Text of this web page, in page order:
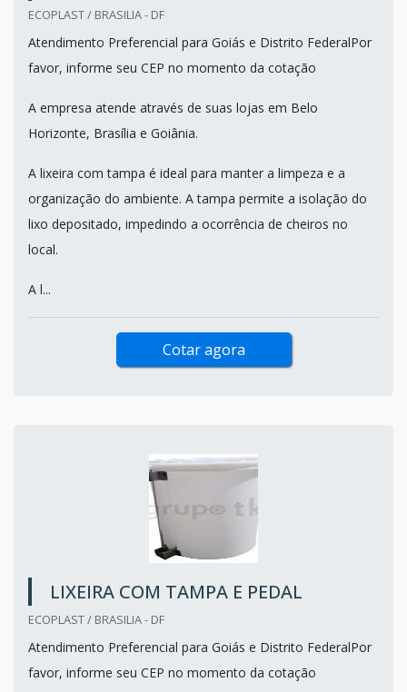
ECOPLAST / BRASILIA - DF
Atendimento Preferencial para Goiás e Distrito FederalPor
favor, informe seu CEP no momento da cotação
A empresa atende através de suas lojas em Belo
Horizonte, Brasília e Goiânia.
A lixeira com tampa é ideal para manter a limpeza e a
organização do ambiente. A tampa permite a isolação do
lixo depositado, impedindo a ocorrência de cheiros no
local.
A l...
Cotar agora
LIXEIRA COM TAMPA E PEDAL
ECOPLAST / BRASILIA - DF
Atendimento Preferencial para Goiás e Distrito FederalPor
favor, informe seu CEP no momento da cotação